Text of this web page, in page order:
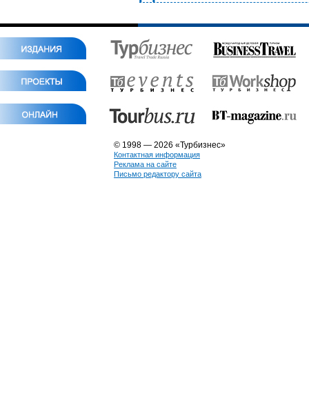
© 1998 — 2026 «Турбизнес»
Контактная информация
Реклама на сайте
Письмо редактору сайта